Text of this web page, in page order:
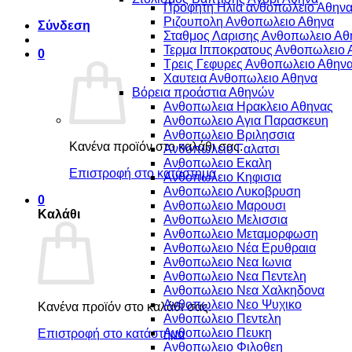
Σύνδεση
0
Κανένα προϊόν στο καλάθι σας.
Επιστροφή στο κατάστημα
0
Καλάθι
Κανένα προϊόν στο καλάθι σας.
Επιστροφή στο κατάστημα
Προφητη Ηλια ανθοπωλειο Αθηνα
Ριζουπολη Ανθοπωλειο Αθηνα
Σταθμος Λαρισης Ανθοπωλειο
Τερμα Ιπποκρατους Ανθοπωλειο
Τρεις Γεφυρες Ανθοπωλειο
Χαυτεια Ανθοπωλειο Αθηνα
Βόρεια προάστια Αθηνών
Ανθοπωλεια Ηρακλειο Αθηνας
Ανθοπωλειο Αγια Παρασκευη
Ανθοπωλειο Βριλησσια
Ανθοπωλειο Γαλατσι
Ανθοπωλειο Εκαλη
Ανθοπωλειο Κηφισια
Ανθοπωλειο Λυκοβρυση
Ανθοπωλειο Μαρουσι
Ανθοπωλειο Μελισσια
Ανθοπωλειο Μεταμορφωση
Ανθοπωλειο Νέα Ερυθραια
Ανθοπωλειο Νεα Ιωνια
Ανθοπωλειο Νεα Πεντελη
Ανθοπωλειο Νεα Χαλκηδονα
Ανθοπωλειο Νεο Ψυχικο
Ανθοπωλειο Πεντελη
Ανθοπωλειο Πευκη
Ανθοπωλειο Φιλοθεη